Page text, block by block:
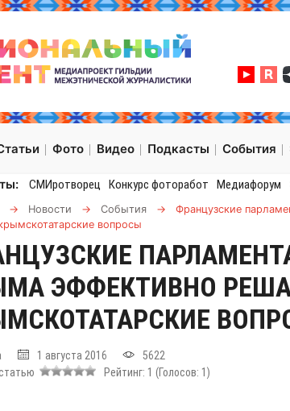
Фото Видео Подкасты События
СМИротворец Конкурс фоторабот Медиафорум
→ Новости → События →
Французские
вопросы
ЭФФЕКТИВНО
1 августа 2016
5622
Рейтинг: 1 (Голосов: 1 )